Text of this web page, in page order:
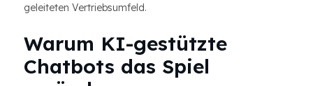
geleiteten Vertriebsumfeld.
Warum KI-gestützte
Chatbots das Spiel